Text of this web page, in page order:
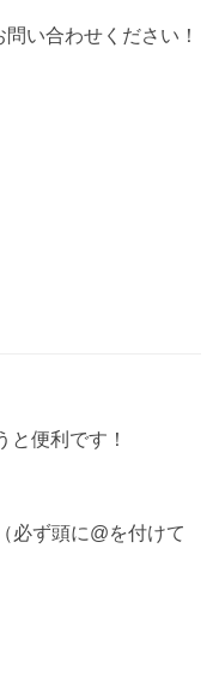
い合わせください！
と便利です！
ず頭に@を付けて